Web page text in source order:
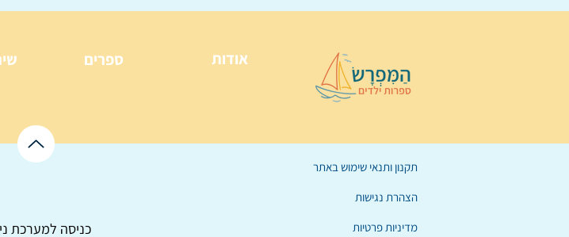
ספרים אודות
תקנון ותנאי שימוש באתר
הצהרת נגישות
מדיניות פרטיות
כניסה למערכת